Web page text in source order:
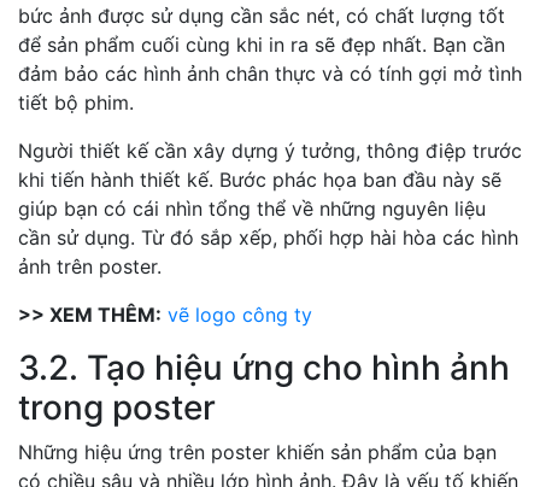
bức ảnh được sử dụng cần sắc nét, có chất lượng tốt
để sản phẩm cuối cùng khi in ra sẽ đẹp nhất. Bạn cần
đảm bảo các hình ảnh chân thực và có tính gợi mở tình
tiết bộ phim.
Người thiết kế cần xây dựng ý tưởng, thông điệp trước
khi tiến hành thiết kế. Bước phác họa ban đầu này sẽ
giúp bạn có cái nhìn tổng thể về những nguyên liệu
cần sử dụng. Từ đó sắp xếp, phối hợp hài hòa các hình
ảnh trên poster.
>> XEM THÊM: vẽ logo công ty
3.2. Tạo hiệu ứng cho hình ảnh
trong poster
Những hiệu ứng trên poster khiến sản phẩm của bạn
có chiều sâu và nhiều lớp hình ảnh. Đây là yếu tố khiến